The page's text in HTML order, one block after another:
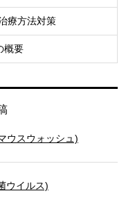
療方法対策
概要
ウスウォッシュ)
ウイルス)